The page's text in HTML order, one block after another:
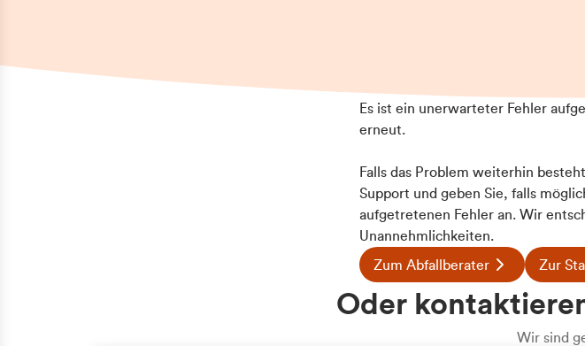
Zu welcher
Kundengruppe
Es ist ein unerwarteter Fehler
erneut.
Falls das Problem weiterhin
Support und geben Sie, falls
aufgetretenen Fehler an. Wir
Unannehmlichkeiten.
Zum Abfallberater Zur
Oder
Wir sind